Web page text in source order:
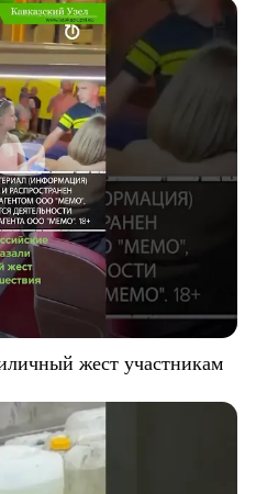
жест участникам